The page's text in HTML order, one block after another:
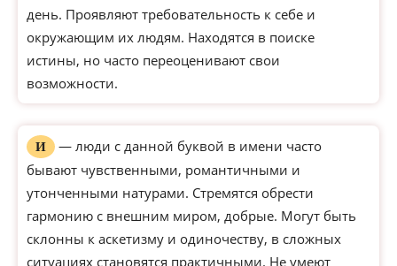
день. Проявляют требовательность к себе и
окружающим их людям. Находятся в поиске
истины, но часто переоценивают свои
возможности.
И
— люди с данной буквой в имени часто
бывают чувственными, романтичными и
утонченными натурами. Стремятся обрести
гармонию с внешним миром, добрые. Могут быть
склонны к аскетизму и одиночеству, в сложных
ситуациях становятся практичными. Не умеют